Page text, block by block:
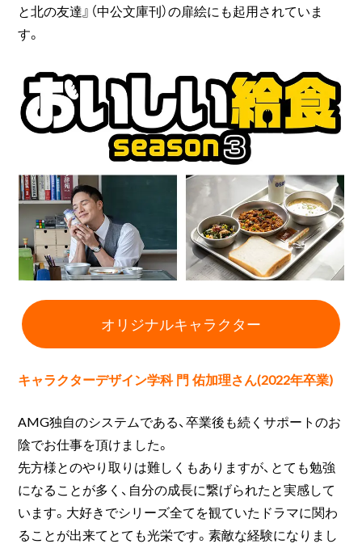
と北の友達』（中公文庫刊）の扉絵にも起用されていま
す。
オリジナルキャラクター
キャラクターデザイン学科 門 佑加理さん(2022年卒業)
AMG独自のシステムである、卒業後も続くサポートのお
陰でお仕事を頂けました。
先方様とのやり取りは難しくもありますが、とても勉強
になることが多く、自分の成長に繋げられたと実感して
います。大好きでシリーズ全てを観ていたドラマに関わ
ることが出来てとても光栄です。素敵な経験になりまし